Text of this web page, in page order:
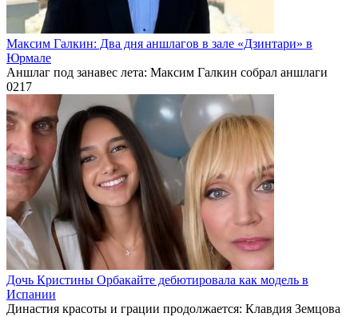
Максим Галкин: Два дня аншлагов в зале «Дзинтари» в
Юрмале
Аншлаг под занавес лета: Максим Галкин собрал аншлаги
0217
Дочь Кристины Орбакайте дебютировала как модель в
Испании
Династия красоты и грации продолжается: Клавдия Земцова